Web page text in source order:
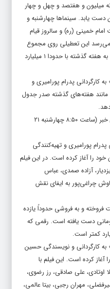
میلیون و هفتصد و چهل و چهار
یابد. سینماها چهارشنبه و
خمینی (ره) و سالروز قیام
می‌رسد این تعطیلی روی مجموع
فروش گیشه تاثیرگذار بوده و نسبت به هفته گذشته با حدودا ۱ میلیارد
کارگردانی پدرام پورامیری و
هفته‌های گذشته صدر جدول
فروش کل فیلم‌ها تا زمان تنظیم این خبر (ساعت ۸:۵۰ چهارشنبه ۲۱
پورامیری و تهیه‌کنندگی
اکران خود را آغاز کرده است. در این فیلم
آزاده صمدی، عباس
چراغی‌پور به ایفای نقش
هفته ۱۴۳ هزار بلیت فروخته و به فروشی حدوداً یازده
دست یافته است. رقمی که
به کارگردانی و نویسندگی حسین
خود را آغاز کرده است. این فیلم با
اوتادی، علی صادقی، رز رضوی،
مهران رجبی، بیتا عالمی،